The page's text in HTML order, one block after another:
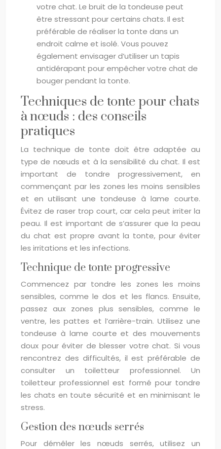
votre chat. Le bruit de la tondeuse peut
être stressant pour certains chats. Il est
préférable de réaliser la tonte dans un
endroit calme et isolé. Vous pouvez
également envisager d’utiliser un tapis
antidérapant pour empêcher votre chat de
bouger pendant la tonte.
Techniques de tonte pour chats
à nœuds : des conseils
pratiques
La technique de tonte doit être adaptée au
type de nœuds et à la sensibilité du chat. Il est
important de tondre progressivement, en
commençant par les zones les moins sensibles
et en utilisant une tondeuse à lame courte.
Évitez de raser trop court, car cela peut irriter la
peau. Il est important de s’assurer que la peau
du chat est propre avant la tonte, pour éviter
les irritations et les infections.
Technique de tonte progressive
Commencez par tondre les zones les moins
sensibles, comme le dos et les flancs. Ensuite,
passez aux zones plus sensibles, comme le
ventre, les pattes et l’arrière-train. Utilisez une
tondeuse à lame courte et des mouvements
doux pour éviter de blesser votre chat. Si vous
rencontrez des difficultés, il est préférable de
consulter un toiletteur professionnel. Un
toiletteur professionnel est formé pour tondre
les chats en toute sécurité et en minimisant le
stress.
Gestion des nœuds serrés
Pour démêler les nœuds serrés, utilisez un